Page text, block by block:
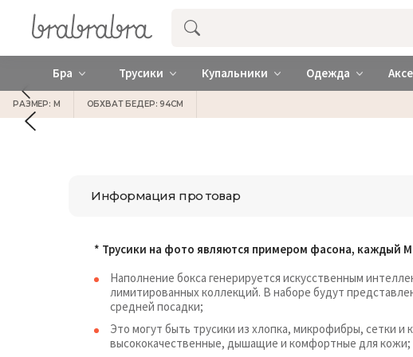
Купить нижнее женское белье ❤️ brabrabra ❤️
Бра Трусики Купальники Одежда
РАЗМЕР: M ОБХВАТ БЕДЕР: 94СМ
Информация про товар
* Трусики на фото являются примером фасона, каждый
Наполнение бокса генерируется искусственным
лимитированных коллекций. В наборе будут
средней посадки;
Это могут быть трусики из хлопка, микрофибры, сетки и
высококачественные, дышащие и комфортные для кожи;